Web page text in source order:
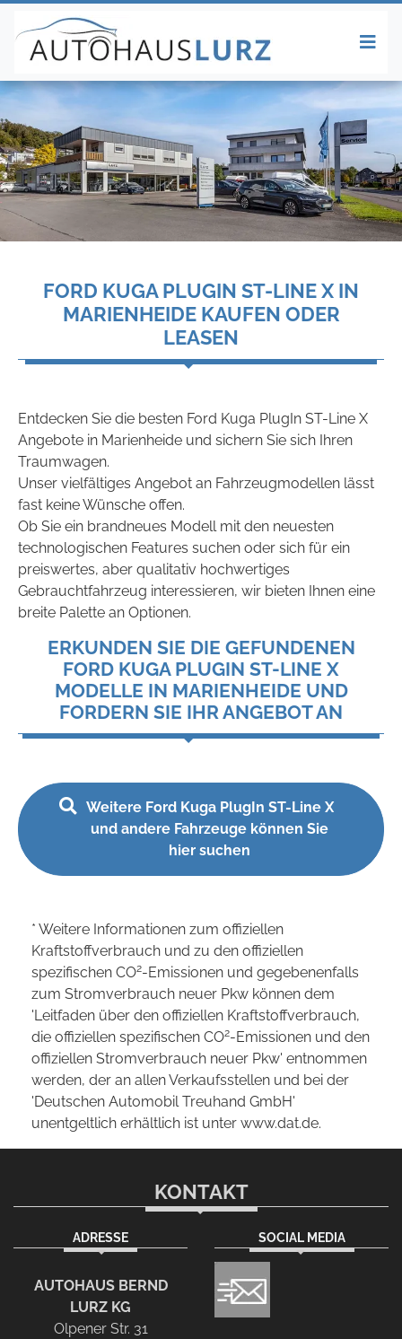
FORD KUGA PLUGIN ST-LINE X IN
MARIENHEIDE KAUFEN ODER
LEASEN
Entdecken Sie die besten Ford Kuga PlugIn ST-Line X
Angebote in Marienheide und sichern Sie sich Ihren
Traumwagen.
Unser vielfältiges Angebot an Fahrzeugmodellen lässt
fast keine Wünsche offen.
Ob Sie ein brandneues Modell mit den neuesten
technologischen Features suchen oder sich für ein
preiswertes, aber qualitativ hochwertiges
Gebrauchtfahrzeug interessieren, wir bieten Ihnen eine
breite Palette an Optionen.
ERKUNDEN SIE DIE GEFUNDENEN
FORD KUGA PLUGIN ST-LINE X
MODELLE IN MARIENHEIDE UND
FORDERN SIE IHR ANGEBOT AN
Weitere Ford Kuga PlugIn ST-Line X
und andere Fahrzeuge können Sie
hier suchen
* Weitere Informationen zum offiziellen
Kraftstoffverbrauch und zu den offiziellen
spezifischen CO2-Emissionen und gegebenenfalls
zum Stromverbrauch neuer Pkw können dem
'Leitfaden über den offiziellen Kraftstoffverbrauch,
die offiziellen spezifischen CO2-Emissionen und den
offiziellen Stromverbrauch neuer Pkw' entnommen
werden, der an allen Verkaufsstellen und bei der
'Deutschen Automobil Treuhand GmbH'
unentgeltlich erhältlich ist unter www.dat.de.
KONTAKT
ADRESSE
AUTOHAUS BERND
LURZ KG
Olpener Str. 31
SOCIAL MEDIA